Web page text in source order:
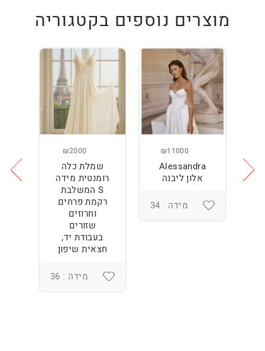
מוצרים נוספים בקטגוריה
₪11000
Alessandra
אלון ליבנה
מידה : 34
₪2000
שמלת כלה
רומנטית מידה
S המשלבת
רקמת פרחים
וחרוזים
שזורים
בעבודת יד,
חצאית שיפון
מידה : 36